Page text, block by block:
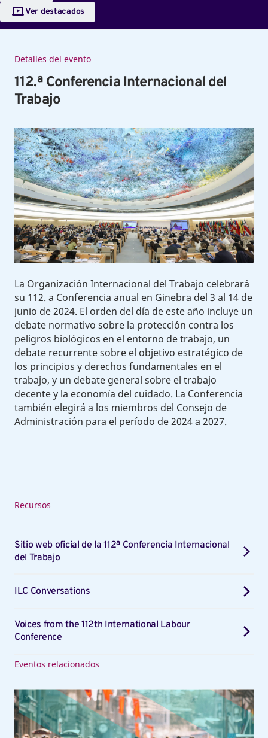
Ver destacados
Detalles del evento
112.ª Conferencia Internacional del
Trabajo
La Organización Internacional del Trabajo celebrará
su 112. a Conferencia anual en Ginebra del 3 al 14 de
junio de 2024. El orden del día de este año incluye un
debate normativo sobre la protección contra los
peligros biológicos en el entorno de trabajo, un
debate recurrente sobre el objetivo estratégico de
los principios y derechos fundamentales en el
trabajo, y un debate general sobre el trabajo
decente y la economía del cuidado. La Conferencia
también elegirá a los miembros del Consejo de
Administración para el período de 2024 a 2027.
Recursos
Sitio web oficial de la 112ª Conferencia Internacional
del Trabajo
ILC Conversations
Voices from the 112th International Labour
Conference
Eventos relacionados
Foro
inaugural
de